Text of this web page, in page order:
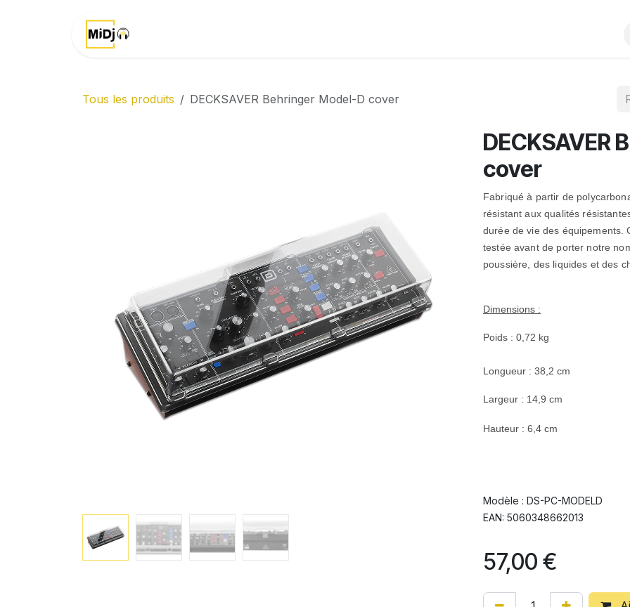
Tous les produits DECKSAVER Behringer Model-D cover
DECKSAVER
cover
Fabriqué à partir de
résistant aux qualités
durée de vie des équipements.
testée avant de porter notre
poussière, des liquides et des
Dimensions :
Poids : 0,72 kg
Longueur : 38,2 cm
Largeur : 14,9 cm
Hauteur : 6,4 cm
Modèle : DS-PC-MODELD
EAN: 5060348662013
57,00 €